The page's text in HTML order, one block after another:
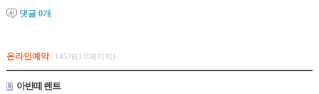
댓글 0개
온라인예약 145개(1/8페이지)
아반떼 렌트